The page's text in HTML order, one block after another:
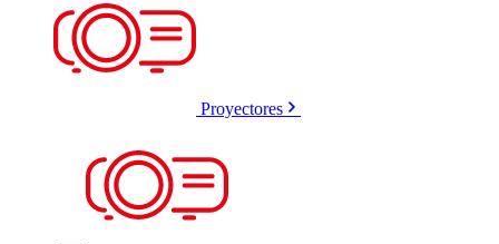
Proyectores